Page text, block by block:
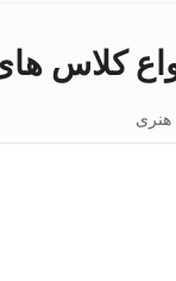
کلاس
هنری